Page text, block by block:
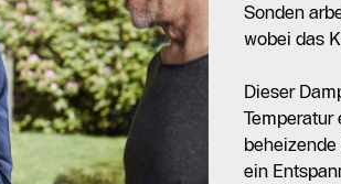
Sonden
wobei das
Dieser
ein